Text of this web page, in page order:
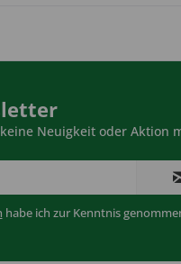
Neuigkeit oder Aktion
habe ich zur Kenntnis